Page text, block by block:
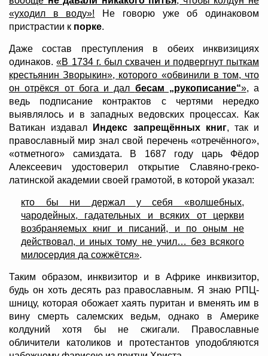
«уходил в воду»! Не говорю уже об одинаковом
пристрастии к порке.
Даже состав преступления в обеих инквизициях
одинаков.«В 1734 г. был схвачен и подвергнут пыткам
крестьянин Зворыкин», которого «обвинили в том, что
он отрёкся от бога и дал бесам „рукописание“», а
ведь подписание контрактов с чертями нередко
выявлялось и в западных ведовских процессах. Как
Ватикан издавал
Индекс запрещённых книг, так и
православный мир знал свой перечень «отречённого»,
«отметного» самиздата. В 1687 году царь Фёдор
Алексеевич удостоверил открытие Славяно-греко-
латинской академии своей грамотой, в которой указал:
кто бы ни держал у себя «волшебных,
чародейных, гадательных и всяких от церкви
возбраняемых книг и писаний, и по оным не
действовал, и иных тому не учил… без всякого
милосердия да сожжётся».
Таким образом, инквизитор и в Африке инквизитор,
будь он хоть десять раз православным. Я знаю РПЦ-
шницу, которая обожает хаять пуритан и вменять им в
вину смерть салемских ведьм, однако в Америке
колдуний хотя бы не сжигали. Православные
обличители католиков и протестантов уподобляются